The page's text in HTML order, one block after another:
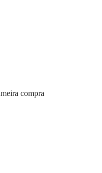
compra